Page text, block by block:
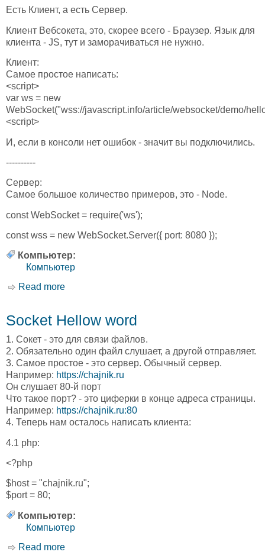
Есть Клиент, а есть Сервер.
Клиент Вебсокета, это, скорее всего - Браузер. Язык для
клиента - JS, тут и заморачиваться не нужно.
Клиент:
Самое простое написать:
<script>
var ws = new
WebSocket("wss://javascript.info/article/websocket/demo/
<script>
И, если в консоли нет ошибок - значит вы подключились.
----------
Сервер:
Самое большое количество примеров, это - Node.
const WebSocket = require('ws');
const wss = new WebSocket.Server({ port: 8080 });
Компьютер:
Компьютер
Read more
Socket Hellow word
1. Сокет - это для связи файлов.
2. Обязательно один файл слушает, а другой отправляет.
3. Самое простое - это сервер. Обычный сервер.
Например: https://chajnik.ru
Он слушает 80-й порт
Что такое порт? - это циферки в конце адреса страницы.
Например: https://chajnik.ru:80
4. Теперь нам осталось написать клиента:
4.1 php:
<?php
$host = "chajnik.ru";
$port = 80;
Компьютер:
Компьютер
Read more